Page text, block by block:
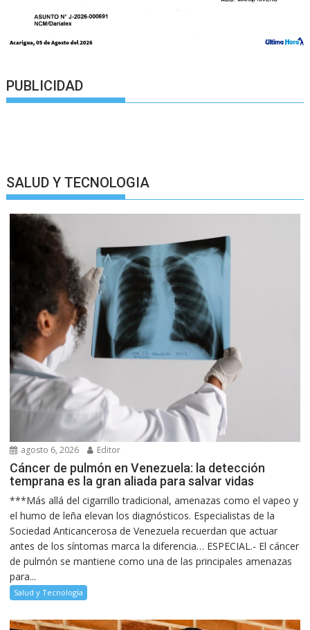
PUBLICIDAD
SALUD Y TECNOLOGIA
agosto 6, 2026 Editor
Cáncer de pulmón en Venezuela: la detección
temprana es la gran aliada para salvar vidas
***Más allá del cigarrillo tradicional, amenazas como el vapeo y
el humo de leña elevan los diagnósticos. Especialistas de la
Sociedad Anticancerosa de Venezuela recuerdan que actuar
antes de los síntomas marca la diferencia… ESPECIAL.- El cáncer
de pulmón se mantiene como una de las principales amenazas
para...
Salud y Tecnología